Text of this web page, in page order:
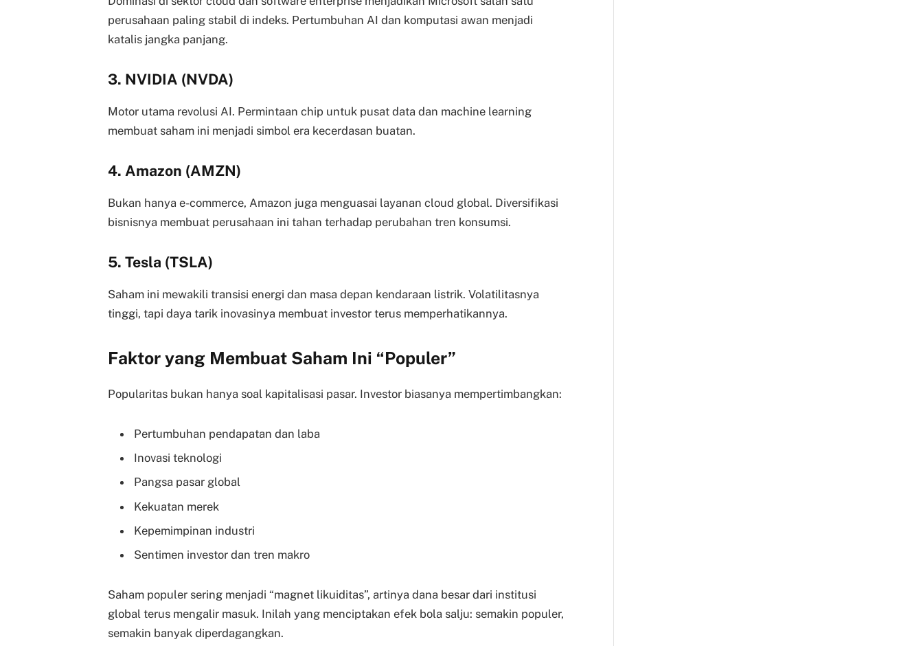
perusahaan paling stabil di indeks. Pertumbuhan AI dan komputasi awan menjadi
katalis jangka panjang.
3. NVIDIA (NVDA)
Motor utama revolusi AI. Permintaan chip untuk pusat data dan machine learning
membuat saham ini menjadi simbol era kecerdasan buatan.
4. Amazon (AMZN)
Bukan hanya e-commerce, Amazon juga menguasai layanan cloud global. Diversifikasi
bisnisnya membuat perusahaan ini tahan terhadap perubahan tren konsumsi.
5. Tesla (TSLA)
Saham ini mewakili transisi energi dan masa depan kendaraan listrik. Volatilitasnya
tinggi, tapi daya tarik inovasinya membuat investor terus memperhatikannya.
Faktor yang Membuat Saham Ini “Populer”
Popularitas bukan hanya soal kapitalisasi pasar. Investor biasanya mempertimbangkan:
Pertumbuhan pendapatan dan laba
Inovasi teknologi
Pangsa pasar global
Kekuatan merek
Kepemimpinan industri
Sentimen investor dan tren makro
Saham populer sering menjadi “magnet likuiditas”, artinya dana besar dari institusi
global terus mengalir masuk. Inilah yang menciptakan efek bola salju: semakin populer,
semakin banyak diperdagangkan.